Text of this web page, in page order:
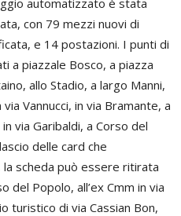
automatizzato è stata
con 79 mezzi nuovi di
e 14 postazioni. I punti di
a piazzale Bosco, a piazza
allo Stadio, a largo Manni,
Vannucci, in via Bramante, a
via Garibaldi, a Corso del
delle card che
scheda può essere ritirata
del Popolo, all’ex Cmm in via
turistico di via Cassian Bon,